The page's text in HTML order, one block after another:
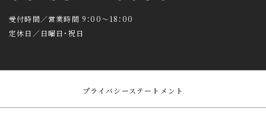
受付時間／営業時間 9：00～18：00
定休日／日曜日・祝日
プライバシーステートメント